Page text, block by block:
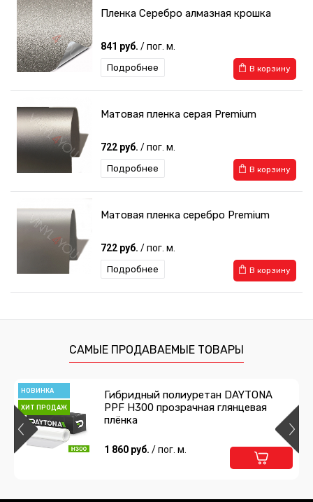
Пленка Серебро алмазная крошка
841 руб. / пог. м.
В корзину
Подробнее
Матовая пленка серая Premium
722 руб. / пог. м.
В корзину
Подробнее
Матовая пленка серебро Premium
722 руб. / пог. м.
В корзину
Подробнее
780 руб./ пог. м.
САМЫЕ ПРОДАВАЕМЫЕ ТОВАРЫ
НОВИНКА
ХИТ ПРОДАЖ
Гибридный полиуретан DAYTONA
PPF H300 прозрачная глянцевая
плёнка
1 860 руб. / пог. м.